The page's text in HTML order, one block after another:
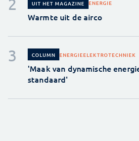
UIT HET MAGAZINE ENERGIE
Warmte uit de airco
COLUMN ENERGIEELEKTROTECHNIEK
'Maak van dynamische
standaard'